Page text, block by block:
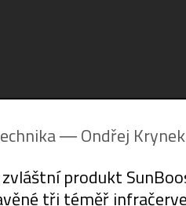
―Ondřej Krynek
produkt
tři téměř